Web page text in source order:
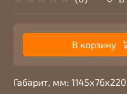
В корзину
Габарит, мм: